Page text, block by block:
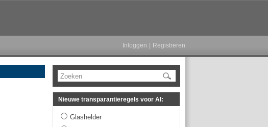
Inloggen Registreren
Zoeken
Nieuwe transparantieregels voor AI:
Glashelder